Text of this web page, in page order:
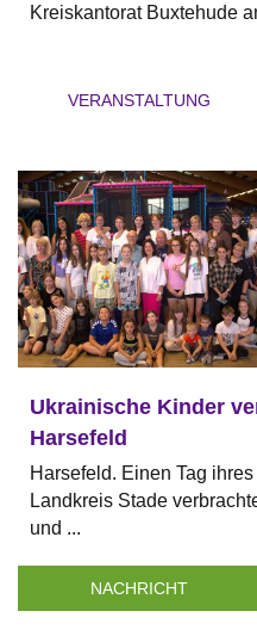
Kreiskantorat Buxtehude
VERANSTALTUNG
Ukrainische Kinder
Harsefeld
Harsefeld. Einen Tag
Landkreis Stade
und ...
NACHRICHT